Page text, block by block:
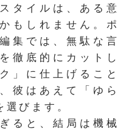
タイルは、ある意
もしれません。ポ
集では、無駄な言
徹底的にカットし
」に仕上げること
彼はあえて「ゆら
選びます。
ると、結局は機械